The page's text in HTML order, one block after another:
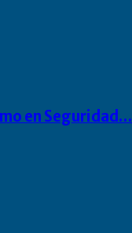
en Seguridad…